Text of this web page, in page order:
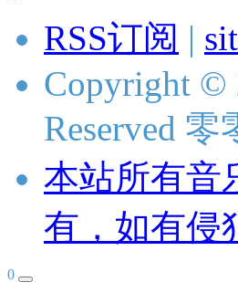
RSS订阅 |
Copyright ©
Reserved
本站所有音
有，如有侵
0